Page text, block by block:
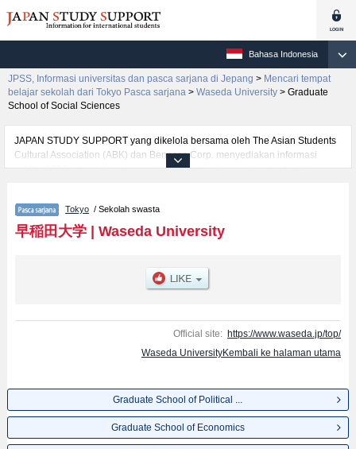
Bahasa Indonesia
JPSS, Informasi universitas dan pasca sarjana di Jepang > Mencari tempat
belajar sekolah dari Tokyo Pasca sarjana > Waseda University > Graduate
School of Social Sciences
JAPAN STUDY SUPPORT yang dikelola bersama oleh The Asian Students
Cultural Association (ABK) dan Benesse Corp. menyediakan informasi
sekitar 1300 universitas, pascasarjana, universitas yunior, akademi
per jurusan riset seperti %% research %%, serta berbagai informasi yang
berguna bagi mahasiswa(i) mancanegara seperti kuota untuk jumlah
pendaftar dan jumlah kelulusan ujian masuk mahasiswa(i) mancanegara,
lainnya. Silakan memanfaatkannya.
Tokyo / Sekolah swasta
早稲田大学| Waseda University
Official site: https://www.waseda.jp/top/
Waseda UniversityKembali ke halaman utama
Graduate School of Political ...
Graduate School of Economics